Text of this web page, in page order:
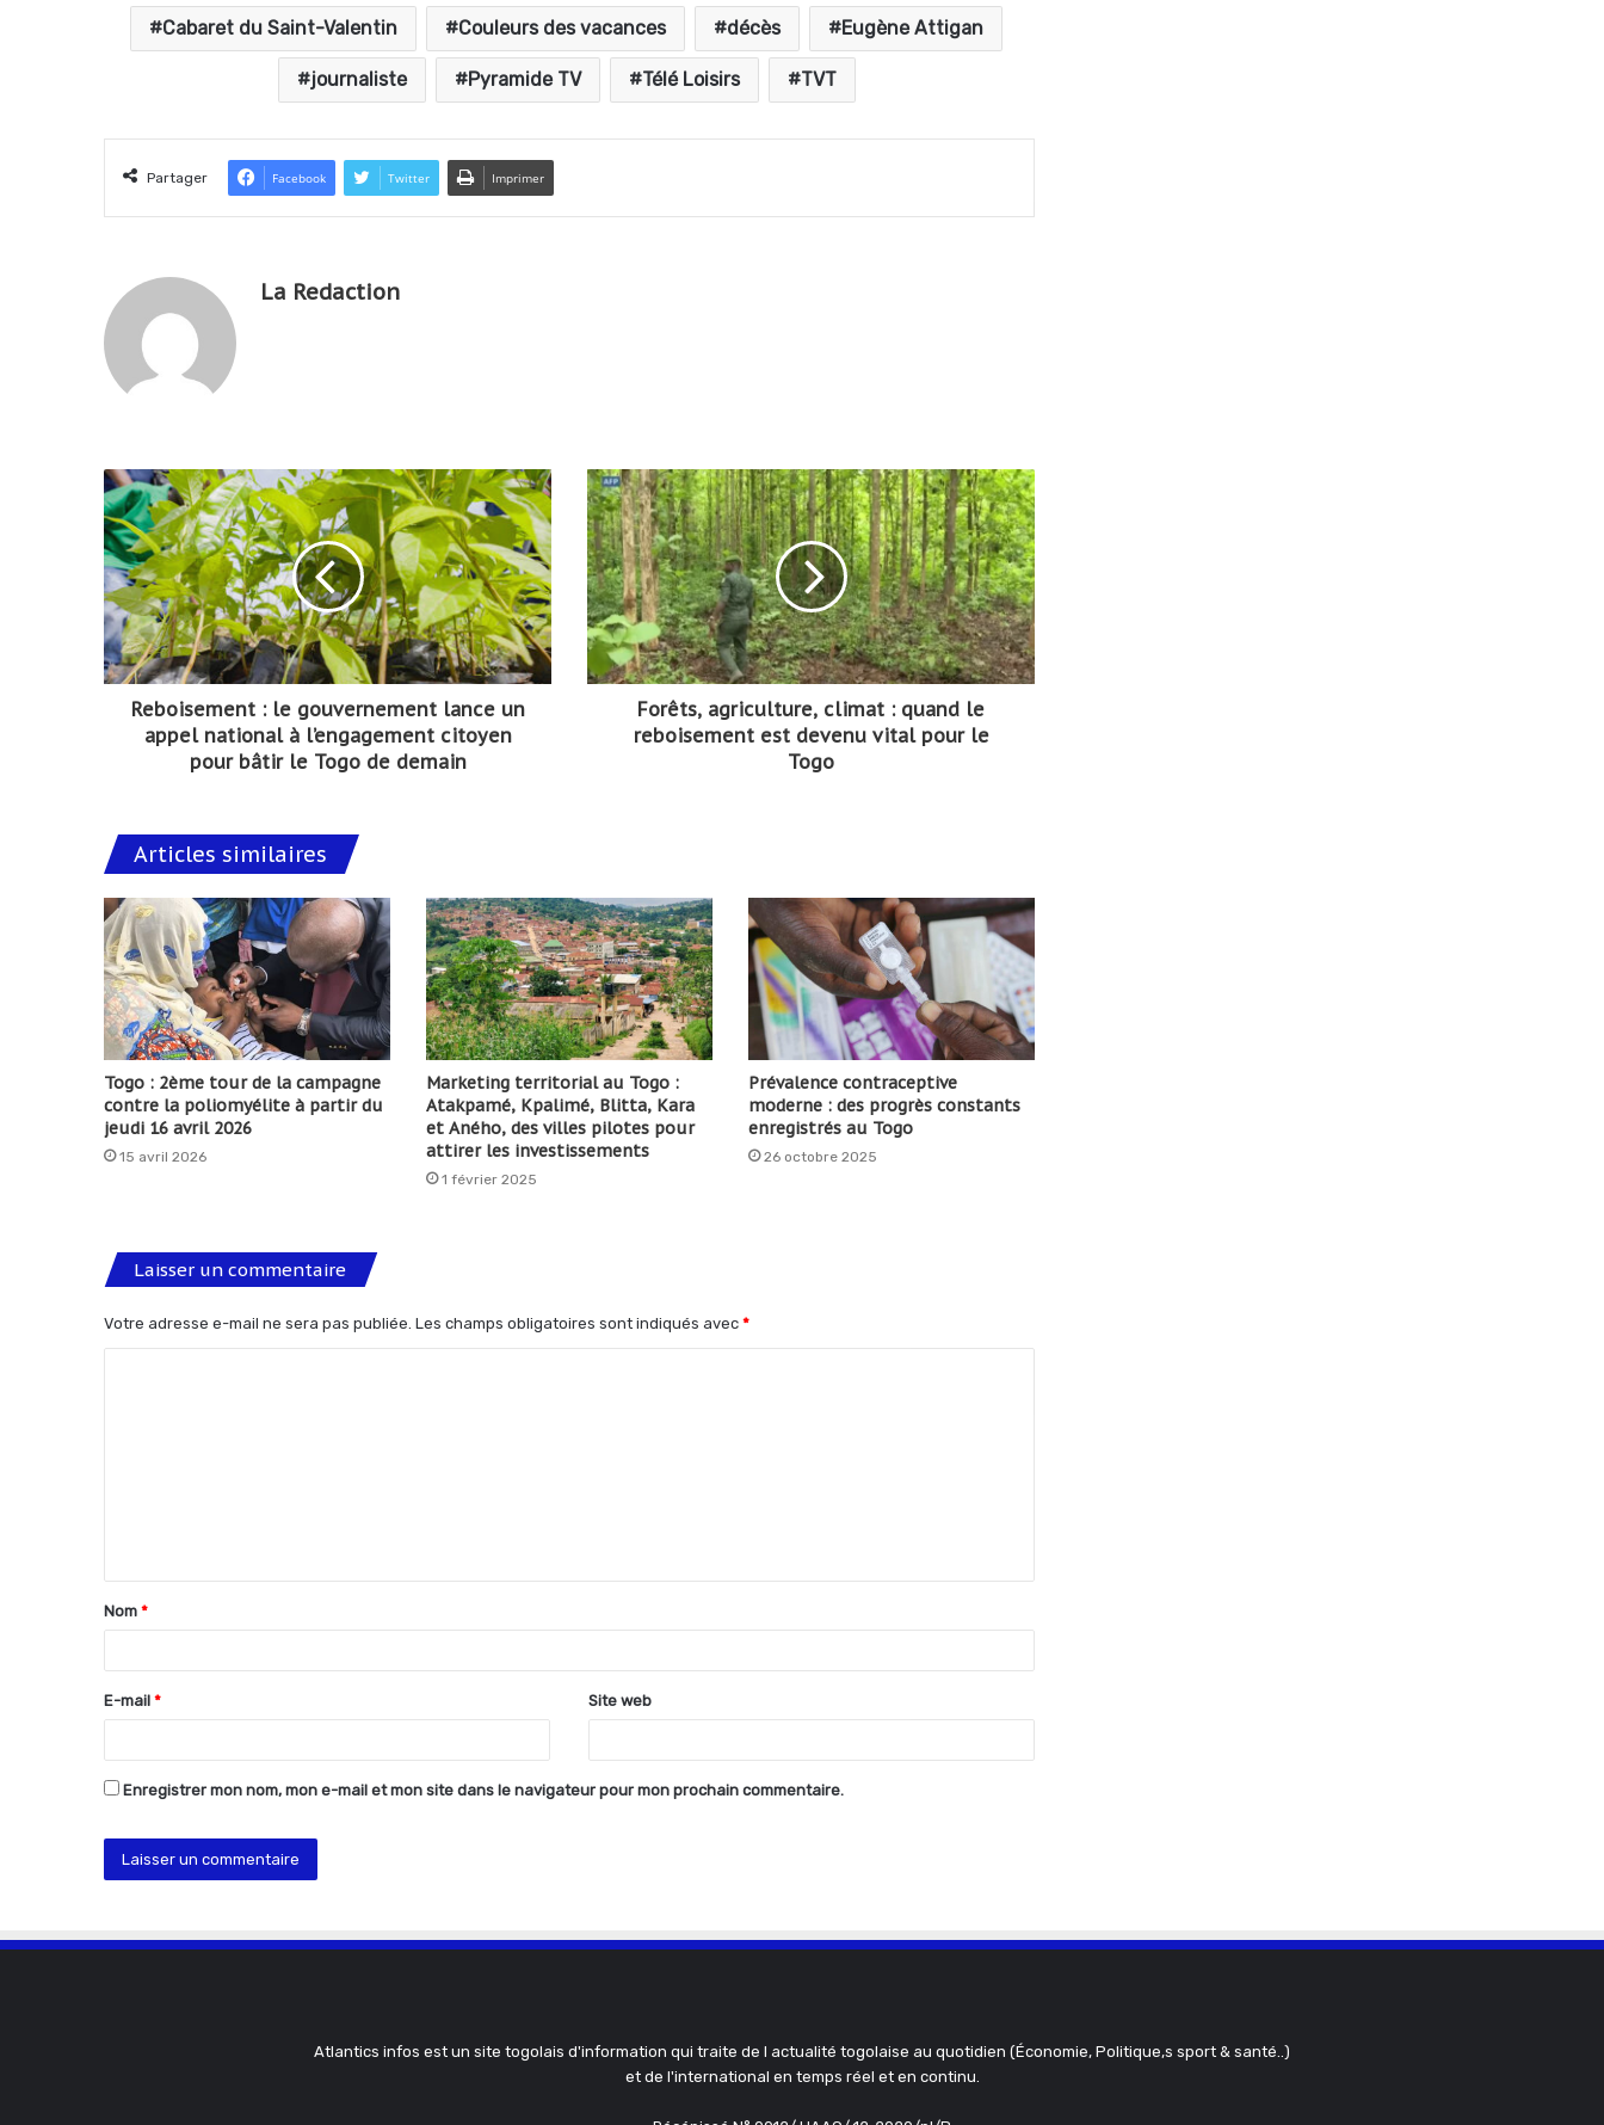
Cabaret du Saint-Valentin Couleurs des vacances décès Eugène Attigan
journaliste Pyramide TV Télé Loisirs TVT
Partager Facebook Twitter Imprimer
La Redaction
Reboisement : le gouvernement lance un
appel national à l’engagement citoyen
pour bâtir le Togo de demain
Forêts, agriculture, climat : quand le
reboisement est devenu vital pour le
Togo
Articles similaires
Togo : 2ème tour de la campagne
contre la poliomyélite à partir du
jeudi 16 avril 2026
15 avril 2026
Marketing territorial au Togo :
Atakpamé, Kpalimé, Blitta, Kara
et Aného, des villes pilotes pour
attirer les investissements
1 février 2025
Prévalence contraceptive
moderne : des progrès constants
enregistrés au Togo
26 octobre 2025
Laisser un commentaire
Votre adresse e-mail ne sera pas publiée. Les champs obligatoires sont indiqués avec *
t
a
e
*
Nom *
E-mail * Site web
Enregistrer mon nom, mon e-mail et mon site dans le navigateur pour mon prochain commentaire.
Atlantics infos est un site togolais d'information qui traite de l actualité togolaise au quotidien (Économie, Politique,s sport & santé..)
et de l'international en temps réel et en continu.